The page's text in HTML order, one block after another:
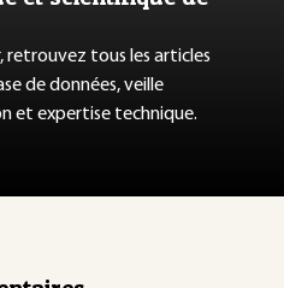
retrouvez tous les articles
de données, veille
et expertise technique.